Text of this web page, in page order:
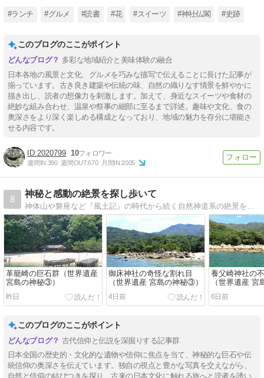
#ランチ #グルメ #読書 #花 #スイーツ #神社仏閣 #史跡
このブログのここがポイント
多彩な地域紹介と美味体験の融合
日本各地の風景と文化、グルメを巧みな描写で伝えることに長けた記事が
揃っています。古き良き建築や伝統の味、自然の織りなす情景を鮮やかに
描き出し、読者の想像力を刺激します。加えて、身近なスイーツや食材の
絶妙な組み合わせ、温泉や祭事の細部に至るまで詳述。趣味や文化、食の
奥深さをより深く楽しめる構成となっており、地域の魅力を存分に堪能さ
せる内容です。
2020799 10
週間IN:390 週間OUT:670 月間IN:2005
8
神秘と感動の絶景を探し歩いて
神体山や磐座など『風土記』の時代から続く自然神道系の絶景を紹介します。
革籠崎の巨石群（世界遺産
宮島の神秘③）
昨日
御床神社の奇怪な割れ目
（世界遺産 宮島の神秘③）
4日前
養父崎神社の
（世界遺産
6日前
このブログのここがポイント
古代信仰と伝説を深掘りする記事群
日本全国の歴史的・文化的な遺物や信仰に焦点を当て、神秘的な巨石や伝
統信仰の奥深さを伝えています。独自の視点と豊かな写真を交えながら、
自然と信仰の結びつきを探り、古来の日本文化に触れる旅へと読者を誘い